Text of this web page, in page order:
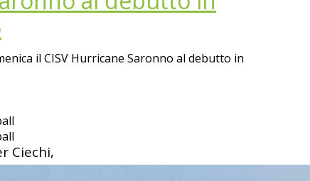
il CISV Hurricane Saronno al debutto in
Ciechi,